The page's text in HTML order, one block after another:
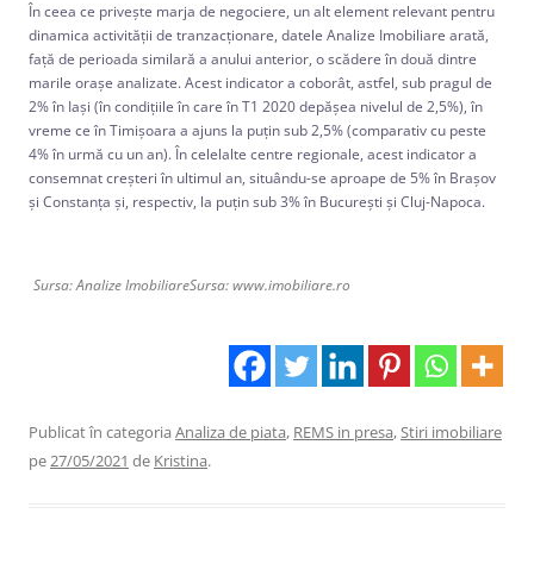
În ceea ce privește marja de negociere, un alt element relevant pentru
dinamica activității de tranzacționare, datele Analize Imobiliare arată,
față de perioada similară a anului anterior, o scădere în două dintre
marile orașe analizate. Acest indicator a coborât, astfel, sub pragul de
2% în Iași (în condițiile în care în T1 2020 depășea nivelul de 2,5%), în
vreme ce în Timișoara a ajuns la puțin sub 2,5% (comparativ cu peste
4% în urmă cu un an). În celelalte centre regionale, acest indicator a
consemnat creșteri în ultimul an, situându-se aproape de 5% în Brașov
și Constanța și, respectiv, la puțin sub 3% în București și Cluj-Napoca.
Sursa: Analize ImobiliareSursa: www.imobiliare.ro
Publicat în categoria Analiza de piata, REMS in presa,Stiri imobiliare
pe27/05/2021 de Kristina.